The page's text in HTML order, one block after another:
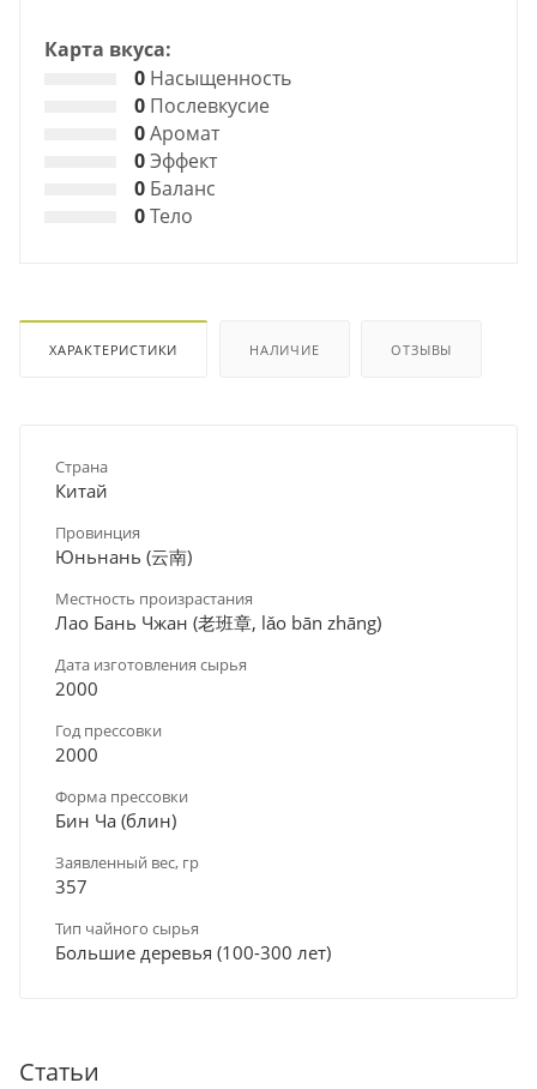
Карта вкуса:
0 Насыщенность
0 Послевкусие
0Аромат
0Эффект
0 Баланс
0Тело
ХАРАКТЕРИСТИКИ НАЛИЧИЕ ОТЗЫВЫ
Страна
Китай
Провинция
Юньнань (云南)
Местность произрастания
Лао Бань Чжан (老班章, lǎo bān zhāng)
Дата изготовления сырья
2000
Год прессовки
2000
Форма прессовки
Бин Ча (блин)
Заявленный вес, гр
357
Тип чайного сырья
Большие деревья (100-300 лет)
Статьи